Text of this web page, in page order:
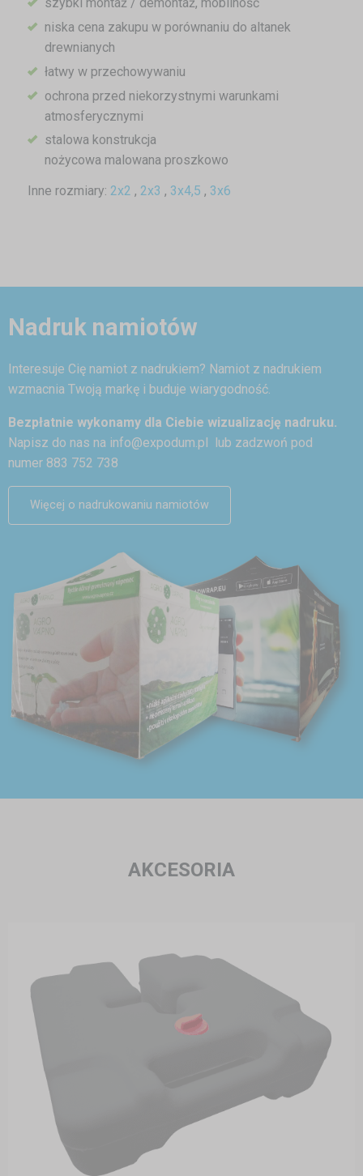
niska cena zakupu w porównaniu do altanek
drewnianych
łatwy w przechowywaniu
ochrona przed niekorzystnymi warunkami
atmosferycznymi
stalowa konstrukcja
nożycowa malowana proszkowo
Inne rozmiary: 2x2 , 2x3 , 3x4,5 , 3x6
Nadruk namiotów
Interesuje Cię namiot z nadrukiem? Namiot z nadrukiem
wzmacnia Twoją markę i buduje wiarygodność.
Bezpłatnie wykonamy dla Ciebie wizualizację nadruku.
Napisz do nas na info@expodum.pl lub zadzwoń pod
numer 883 752 738
Więcej o nadrukowaniu namiotów
AKCESORIA